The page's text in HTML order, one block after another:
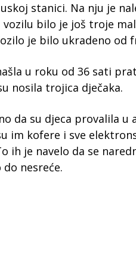
stanici. Na nju je
vozilu bilo je još troje
je bilo ukradeno od
u roku od 36 sati
nosila trojica dječaka.
da su djeca provalila
im kofere i sve
ih je navelo da se
nesreće.